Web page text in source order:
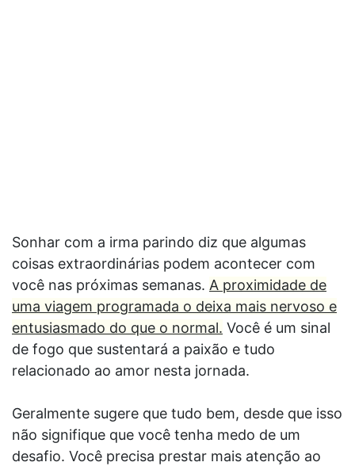
Sonhar com a irma parindo diz que algumas
coisas extraordinárias podem acontecer com
você nas próximas semanas. A proximidade de
uma viagem programada o deixa mais nervoso e
entusiasmado do que o normal. Você é um sinal
de fogo que sustentará a paixão e tudo
relacionado ao amor nesta jornada.
Geralmente sugere que tudo bem, desde que isso
não signifique que você tenha medo de um
desafio. Você precisa prestar mais atenção ao